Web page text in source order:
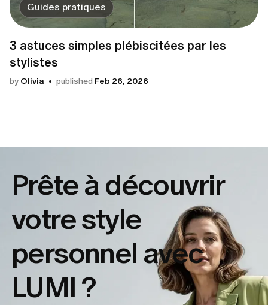
Guides pratiques
3 astuces simples plébiscitées par les
stylistes
by Olivia published Feb 26, 2026
Prête à découvrir
votrestyle
personnel avec
LUMI ?